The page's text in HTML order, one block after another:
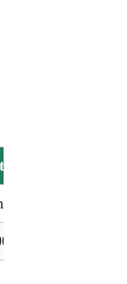
Intrac 2006
Serie